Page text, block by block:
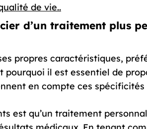
de vie..
d’un traitement plus
propres caractéristiques,
pourquoi il est essentiel de
en compte ces
est qu’un traitement